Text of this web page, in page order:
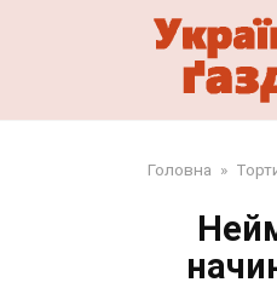
Головна »